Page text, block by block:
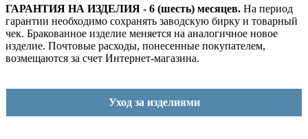
ГАРАНТИЯ НА ИЗДЕЛИЯ - 6 (шесть) месяцев. На период
гарантии необходимо сохранять заводскую бирку и товарный
чек. Бракованное изделие меняется на аналогичное новое
изделие. Почтовые расходы, понесенные покупателем,
возмещаются за счет Интернет-магазина.
Уход за изделиями